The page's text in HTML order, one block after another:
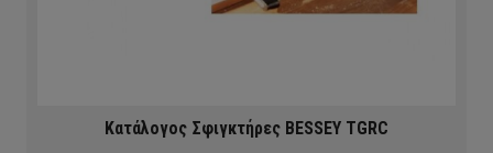
Κατάλογος Σφιγκτήρες BESSEY TGRC